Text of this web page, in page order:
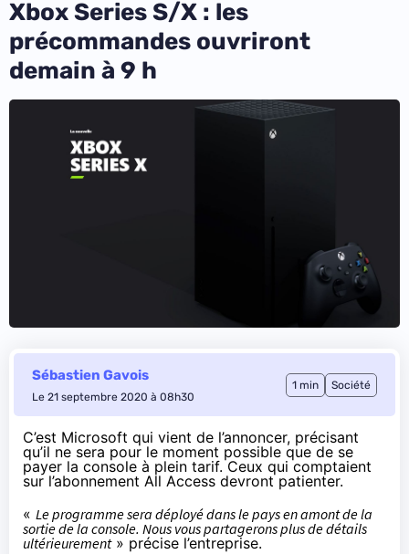
Xbox Series S/X : les
précommandes ouvriront
demain à 9 h
Sébastien Gavois
Le 21 septembre 2020 à 08h30
1 min Société
C’est Microsoft qui vient de l’annoncer, précisant
qu’il ne sera pour le moment possible que de se
payer la console à plein tarif. Ceux qui comptaient
sur l’abonnement All Access devront patienter.
« Le programme sera déployé dans le pays en amont de la
sortie de la console. Nous vous partagerons plus de détails
ultérieurement» précise l’entreprise.